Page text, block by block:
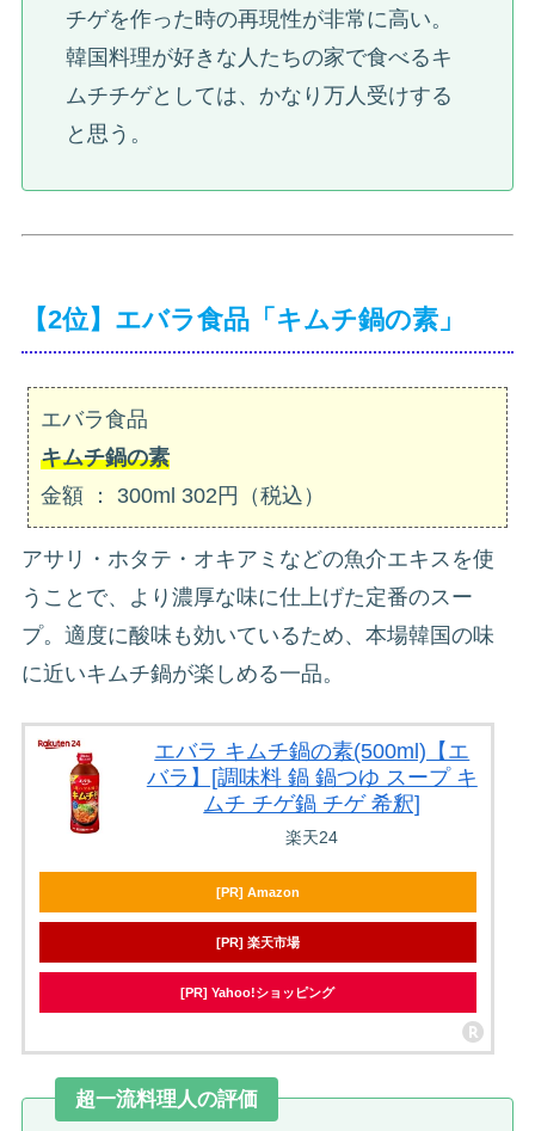
チゲを作った時の再現性が非常に高い。
韓国料理が好きな人たちの家で食べるキ
ムチチゲとしては、かなり万人受けする
と思う。
【2位】エバラ食品「キムチ鍋の素」
エバラ食品
キムチ鍋の素
金額 ： 300ml 302円（税込）
アサリ・ホタテ・オキアミなどの魚介エキスを使
うことで、より濃厚な味に仕上げた定番のスー
プ。適度に酸味も効いているため、本場韓国の味
に近いキムチ鍋が楽しめる一品。
エバラ キムチ鍋の素(500ml)【エ
バラ】[調味料 鍋 鍋つゆ スープ キ
ムチ チゲ鍋 チゲ 希釈]
楽天24
[PR] Amazon
[PR] 楽天市場
[PR] Yahoo!ショッピング
超一流料理人の評価